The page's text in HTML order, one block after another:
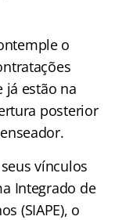
o
já estão na
posterior
vínculos
Integrado de
(SIAPE), o